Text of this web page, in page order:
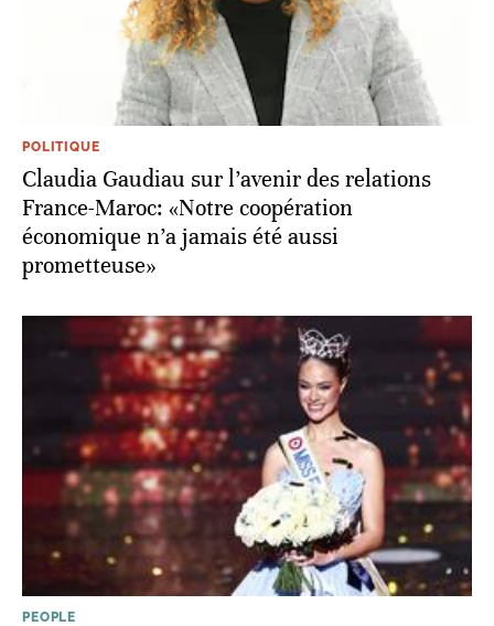
POLITIQUE
Claudia Gaudiau sur l’avenir des relations
France-Maroc: «Notre coopération
économique n’a jamais été aussi
prometteuse»
PEOPLE